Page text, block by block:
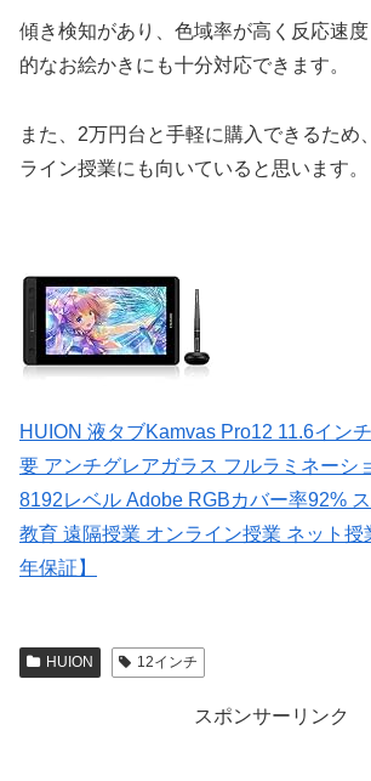
傾き検知があり、色域率が高く反応速
的なお絵かきにも十分対応できます。
また、2万円台と手軽に購入できるため
ライン授業にも向いていると思います。
HUION 液タブKamvas Pro12 11.6イン
要 アンチグレアガラス フルラミネーシ
8192レベル Adobe RGBカバー率92%
教育 遠隔授業 オンライン授業 ネット授
年保証】
HUION 12インチ
スポンサーリンク